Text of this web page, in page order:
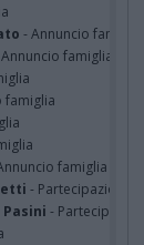
- Annuncio famiglia
famiglia
famiglia
famiglia
- Partecipazione
- Partecipazione